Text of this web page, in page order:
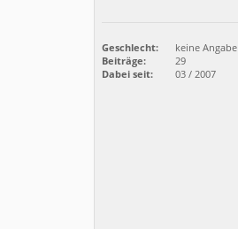
Geschlecht:
keine Angabe
Beiträge:
29
Dabei seit:
03 / 2007